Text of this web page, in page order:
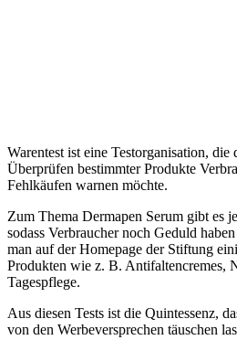
Warentest ist eine Testorganisation, die
Überprüfen bestimmter Produkte
Fehlkäufen warnen möchte.
Zum Thema Dermapen Serum gibt es
sodass Verbraucher noch Geduld
man auf der Homepage der Stiftung
Produkten wie z. B. Antifaltencremes,
Tagespflege.
Aus diesen Tests ist die Quintessenz,
von den Werbeversprechen täuschen